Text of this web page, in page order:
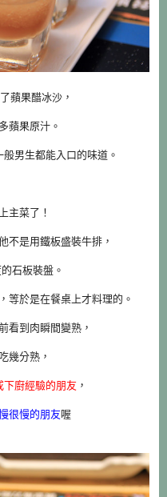
蘋果醋冰沙，
蘋果原汁。
男生都能入口的味道。
主菜了！
不是用鐵板盛裝牛排，
石板裝盤。
等於是在餐桌上才料理的。
看到肉瞬間變熟，
幾分熟，
下廚經驗的朋友，
很慢的朋友喔